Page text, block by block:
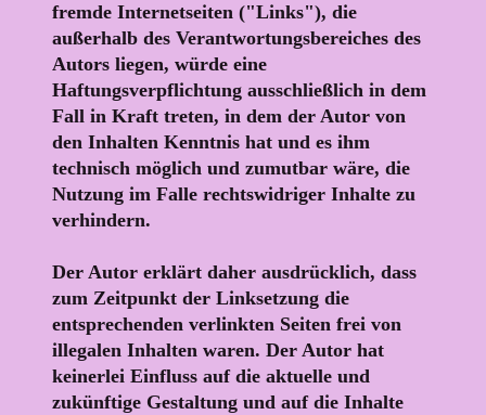
fremde Internetseiten ("Links"), die
außerhalb des Verantwortungsbereiches des
Autors liegen, würde eine
Haftungsverpflichtung ausschließlich in dem
Fall in Kraft treten, in dem der Autor von
den Inhalten Kenntnis hat und es ihm
technisch möglich und zumutbar wäre, die
Nutzung im Falle rechtswidriger Inhalte zu
verhindern.
Der Autor erklärt daher ausdrücklich, dass
zum Zeitpunkt der Linksetzung die
entsprechenden verlinkten Seiten frei von
illegalen Inhalten waren. Der Autor hat
keinerlei Einfluss auf die aktuelle und
zukünftige Gestaltung und auf die Inhalte